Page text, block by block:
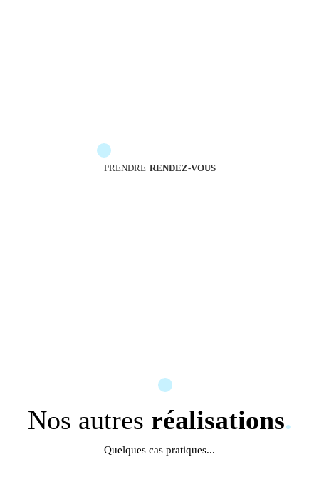
PRENDRE RENDEZ-VOUS
Nos autres réalisations.
Quelques cas pratiques...